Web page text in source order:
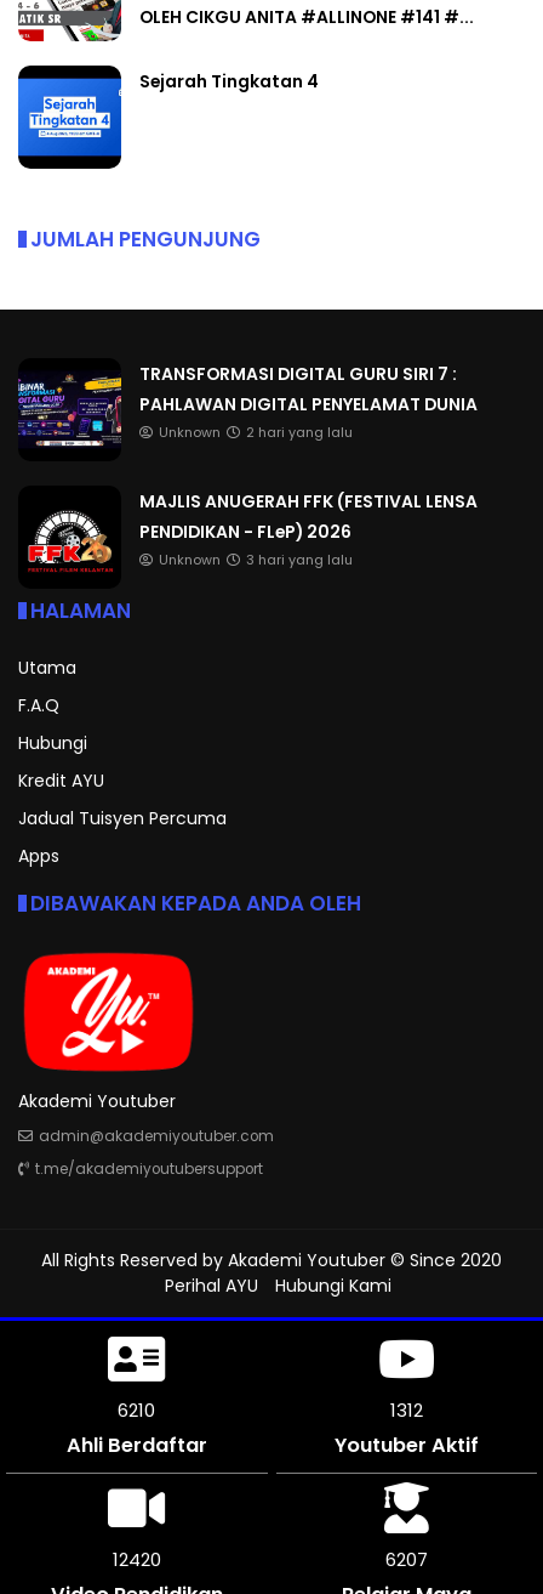
OLEH CIKGU ANITA #ALLINONE #141 #...
Sejarah Tingkatan 4
JUMLAH PENGUNJUNG
TRANSFORMASI DIGITAL GURU SIRI 7 :
PAHLAWAN DIGITAL PENYELAMAT DUNIA
Unknown 2 hari yang lalu
MAJLIS ANUGERAH FFK (FESTIVAL LENSA
PENDIDIKAN - FLeP) 2026
Unknown 3 hari yang lalu
HALAMAN
Utama
F.A.Q
Hubungi
Kredit AYU
Jadual Tuisyen Percuma
Apps
DIBAWAKAN KEPADA ANDA OLEH
Akademi Youtuber
admin@akademiyoutuber.com
t.me/akademiyoutubersupport
All Rights Reserved by Akademi Youtuber © Since 2020
Perihal AYU
Hubungi Kami
6519
Ahli Berdaftar
1312
Youtuber Aktif
13032 6516